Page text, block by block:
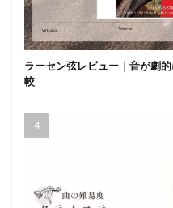
ラーセン弦レビュー｜音が劇
較